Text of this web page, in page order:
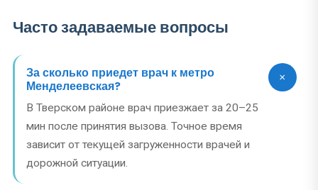
Часто задаваемые вопросы
За сколько приедет врач к метро
Менделеевская?
В Тверском районе врач приезжает за 20–25
мин после принятия вызова. Точное время
зависит от текущей загруженности врачей и
дорожной ситуации.